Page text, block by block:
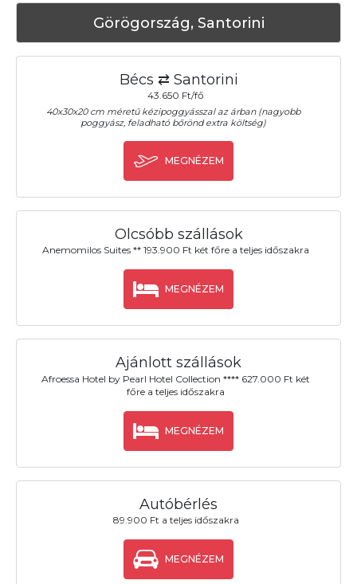
Görögország, Santorini
Bécs ⇄ Santorini
43.650 Ft/fő
40x30x20 cm méretű kézipoggyásszal az árban (nagyobb
poggyász, feladható bőrönd extra költség)
MEGNÉZEM
Olcsóbb szállások
Anemomilos Suites ** 193.900 Ft két főre a teljes időszakra
MEGNÉZEM
Ajánlott szállások
Afroessa Hotel by Pearl Hotel Collection **** 627.000 Ft két
főre a teljes időszakra
MEGNÉZEM
Autóbérlés
89.900 Ft a teljes időszakra
MEGNÉZEM